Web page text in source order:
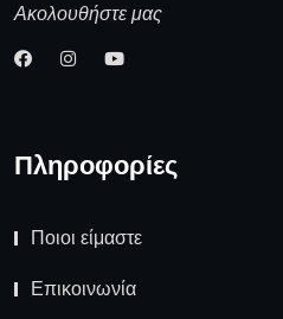
Ακολουθήστε μας
Πληροφορίες
Ποιοι είμαστε
Επικοινωνία